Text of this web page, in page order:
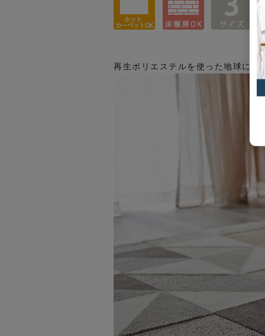
再生ポリエステルを使った地球に